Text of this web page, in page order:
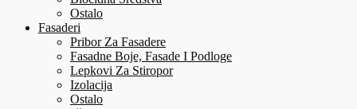
Ostalo
Fasaderi
Pribor Za Fasadere
Fasadne Boje, Fasade I Podloge
Lepkovi Za Stiropor
Izolacija
Ostalo